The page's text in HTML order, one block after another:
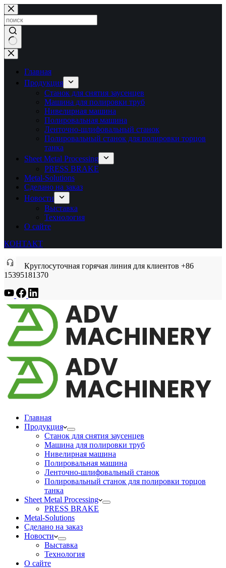
Перейти
к
сути
Ничего
не
найденоГлавная
Продукция
Станок для снятия заусенцев
Машина для полировки труб
Нивелирная машина
Полировальная машина
Ленточно-шлифовальный станок
Полировальный станок для полировки торцов
танка
Sheet Metal Processing
PRESS BRAKE
Metal-Solutions
Сделано на заказ
Новости
Выставка
Технология
О сайте
КОНТАКТ
Круглосуточная горячая линия для клиентов +86
15395181370
Главная
Продукция
Станок для снятия заусенцев
Машина для полировки труб
Нивелирная машина
Полировальная машина
Ленточно-шлифовальный станок
Полировальный станок для полировки торцов
танка
Sheet Metal Processing
PRESS BRAKE
Metal-Solutions
Сделано на заказ
Новости
Выставка
Технология
О сайте